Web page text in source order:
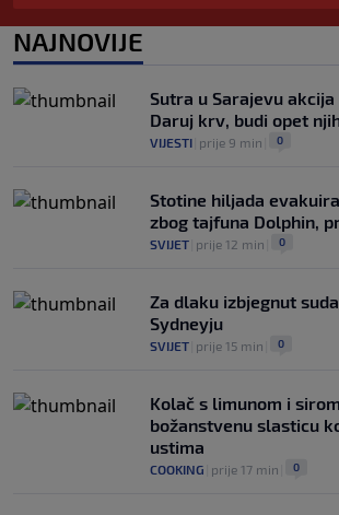
NAJNOVIJE
Sutra u Sarajevu
Daruj krv, budi opet
VIJESTI prije 9 min 0
Stotine hiljada
zbog tajfuna Dolphin,
SVIJET prije 12 min 0
Za dlaku izbjegnut
Sydneyju
SVIJET prije 15 min 0
Kolač s limunom i
božanstvenu slasticu
ustima
COOKING prije 17 min 0